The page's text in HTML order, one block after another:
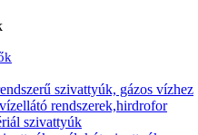
szivattyúk, gázos vízhez
rendszerek,hirdrofor
szivattyúk